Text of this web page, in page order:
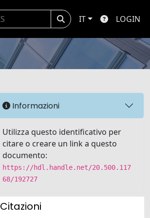
IT LOGIN
Informazioni
Utilizza questo identificativo per
citare o creare un link a questo
documento:
https://hdl.handle.net/20.500.117
68/192727
Citazioni